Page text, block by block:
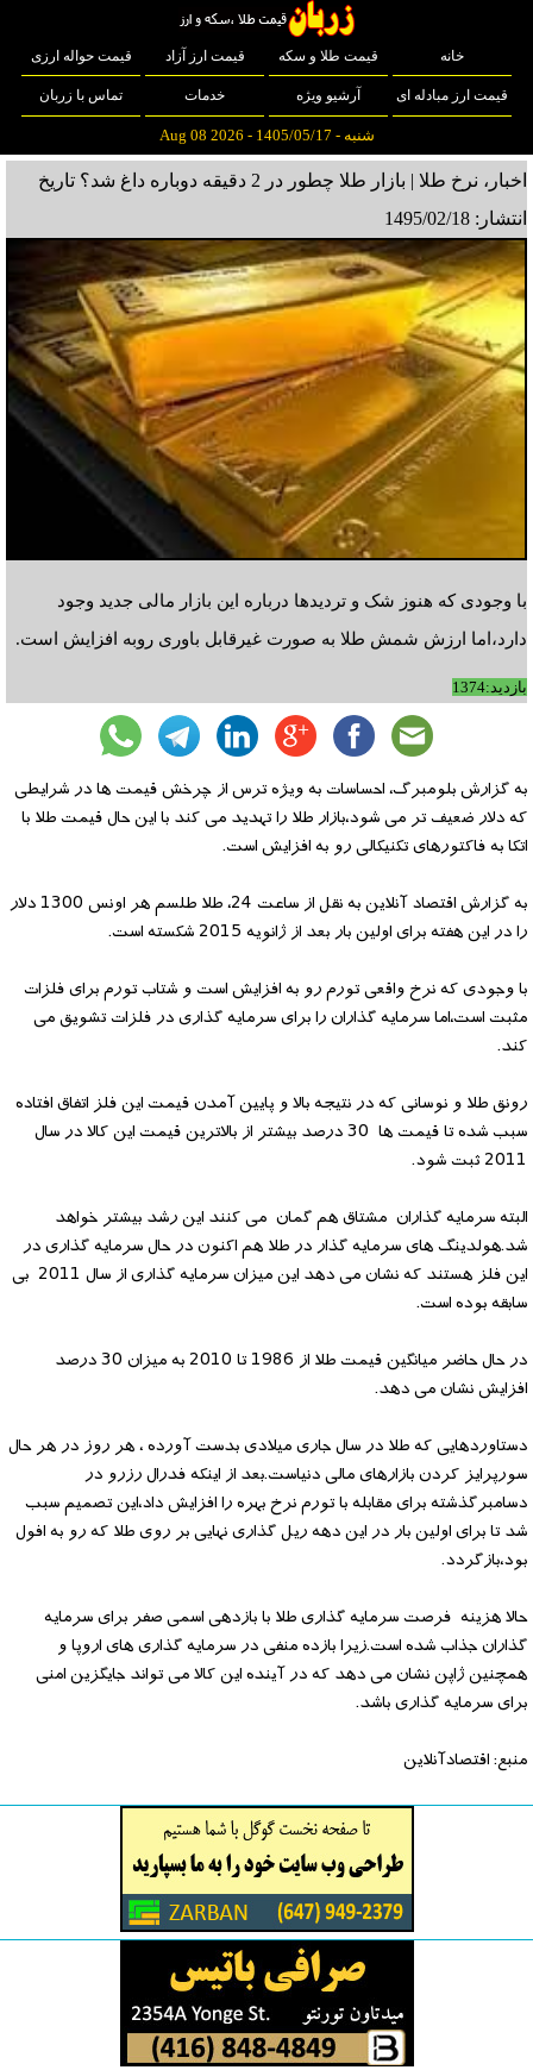
خانه قیمت طلا و سکه قیمت ارز آزاد قیمت حواله ارزی
قیمت ارز مبادله ای آرشیو ویژه خدمات تماس با زربان
شنبه - 1405/05/17 - Aug 08 2026
اخبار، نرخ طلا | بازار طلا چطور در 2 دقیقه دوباره داغ شد؟
تاریخ
انتشار: 1495/02/18
با وجودی که هنوز شک و تردیدها درباره این بازار مالی جدید وجود
دارد،اما ارزش شمش طلا به صورت غیرقابل باوری روبه افزایش است.
بازدید:1374
به گزارش بلومبرگ، احساسات به ویژه ترس از چرخش قیمت ها در شرایطی
که دلار ضعیف تر می شود،بازار طلا را تهدید می کند با این حال قیمت طلا با
اتکا به فاکتورهای تکنیکالی رو به افزایش است.
به گزارش اقتصاد آنلاین به نقل از ساعت 24، طلا طلسم هر اونس 1300 دلار
را در این هفته برای اولین بار بعد از ژانویه 2015 شکسته است.
با وجودی که نرخ واقعی تورم رو به افزایش است و شتاب تورم برای فلزات
مثبت است،اما سرمایه گذاران را برای سرمایه گذاری در فلزات تشویق می
کند.
رونق طلا و نوسانی که در نتیجه بالا و پایین آمدن قیمت این فلز اتفاق افتاده
سبب شده تا قیمت ها 30 درصد بیشتر از بالاترین قیمت این کالا در سال
2011 ثبت شود.
البته سرمایه گذاران مشتاق هم گمان می کنند این رشد بیشتر خواهد
شد.هولدینگ های سرمایه گذار در طلا هم اکنون در حال سرمایه گذاری در
این فلز هستند که نشان می دهد این میزان سرمایه گذاری از سال 2011 بی
سابقه بوده است.
در حال حاضر میانگین قیمت طلا از 1986 تا 2010 به میزان 30 درصد
افزایش نشان می دهد.
دستاوردهایی که طلا در سال جاری میلادی بدست آورده ، هر روز در هر حال
سورپرایز کردن بازارهای مالی دنیاست.بعد از اینکه فدرال رزرو در
دسامبرگذشته برای مقابله با تورم نرخ بهره را افزایش داد،این تصمیم سبب
شد تا برای اولین بار در این دهه ریل گذاری نهایی بر روی طلا که رو به افول
بود،بازگردد.
حالا هزینه فرصت سرمایه گذاری طلا با بازدهی اسمی صفر برای سرمایه
گذاران جذاب شده است.زیرا بازده منفی در سرمایه گذاری های اروپا و
همچنین ژاپن نشان می دهد که در آینده این کالا می تواند جایگزین امنی
برای سرمایه گذاری باشد.
منبع: اقتصادآنلاین